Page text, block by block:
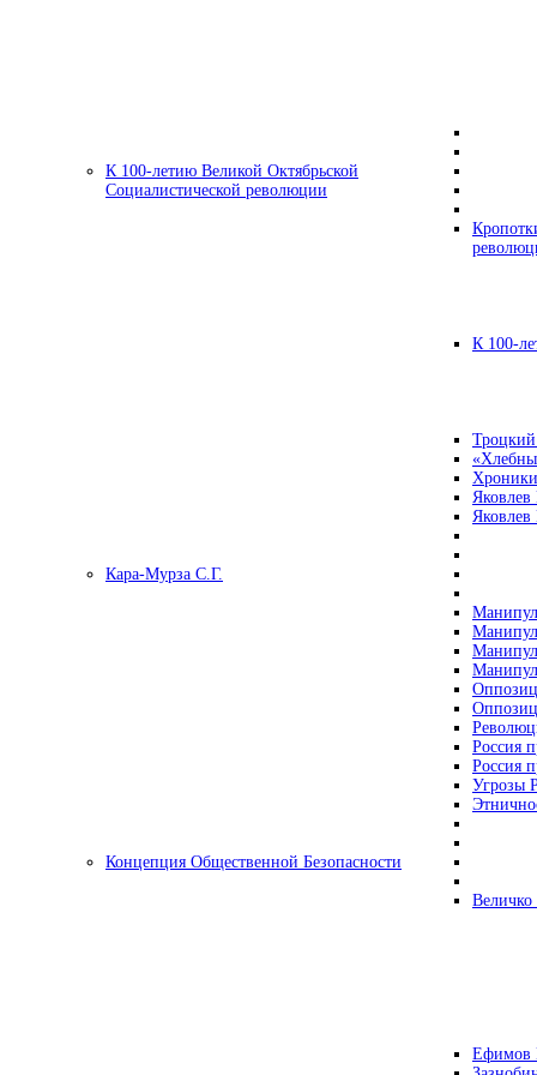
К 100-летию Великой Октябрьской
Социалистической революции
К 100-
Кара-Мурза С.Г.
Россия
Россия
Угрозы
Концепция Общественной Безопасности
Ефимов